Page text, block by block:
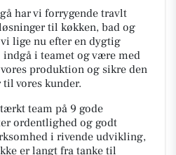
har vi forrygende travlt
til køkken, bad og
lige nu efter en dygtig
i teamet og være med
produktion og sikre den
vores kunder.
team på 9 gode
ordentlighed og godt
i rivende udvikling,
er langt fra tanke til